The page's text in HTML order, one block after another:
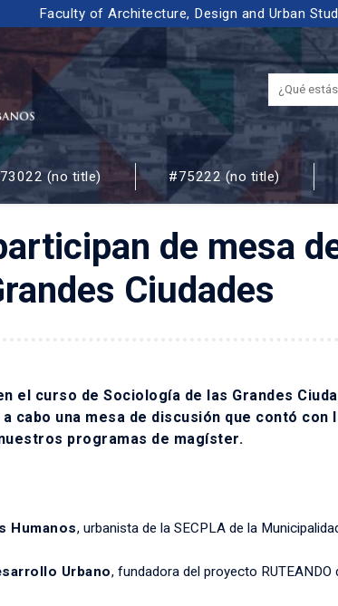
Faculty of Architecture, Design and Urban
(no title) #75222 (no title)
de mesa
Ciudades
el curso de Sociología de las Grandes
cabo una mesa de discusión que contó con
programas de magíster.
Humanos, urbanista de la SECPLA de la
Urbano, fundadora del proyecto RUTEANDO